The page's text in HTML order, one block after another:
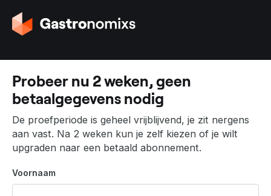
G
a
a
a
r
d
e
h
o
e
p
Probeer nu 2 weken, geen
betaalgegevens nodig
De proefperiode is geheel vrijblijvend, je zit nergens
aan vast. Na 2 weken kun je zelf kiezen of je wilt
upgraden naar een betaald abonnement.
Voornaam